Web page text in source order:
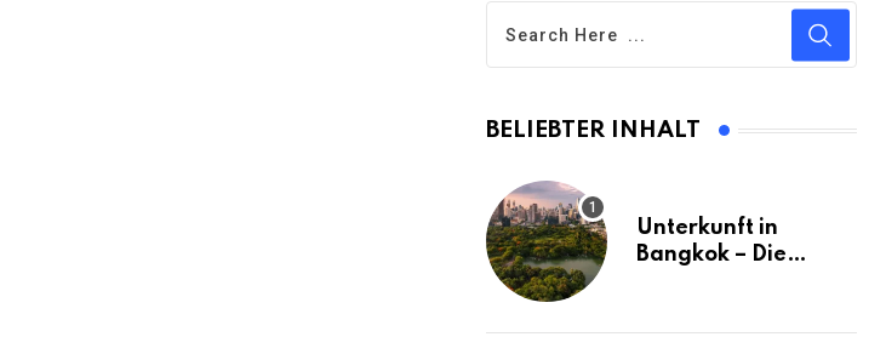
BELIEBTER INHALT
Unterkunft in
Bangkok – Die
Bangkok